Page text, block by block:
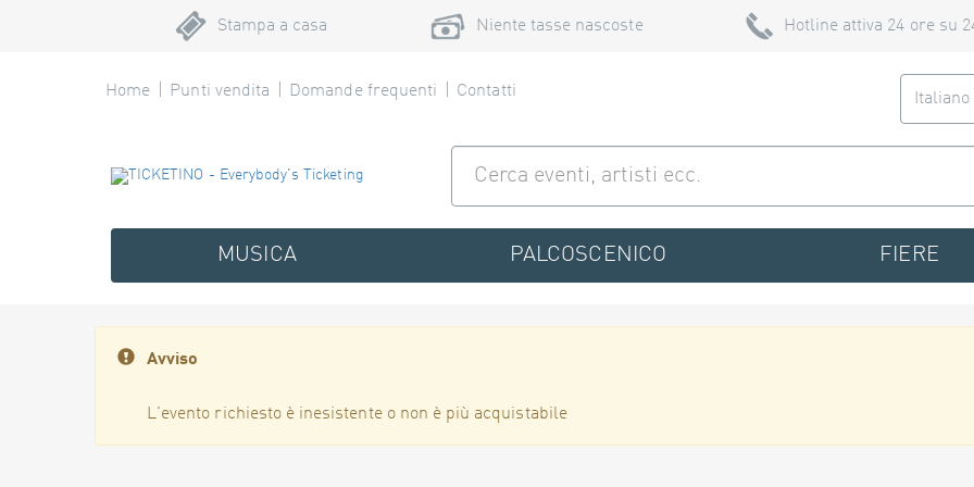
Stampa a casa Niente tasse nascoste Hotline attiva 24 ore su
Home Punti vendita Domande frequenti Contatti Italiano
MUSICA PALCOSCENICO FIERE
Avviso
L'evento richiesto è inesistente o non è più acquistabile